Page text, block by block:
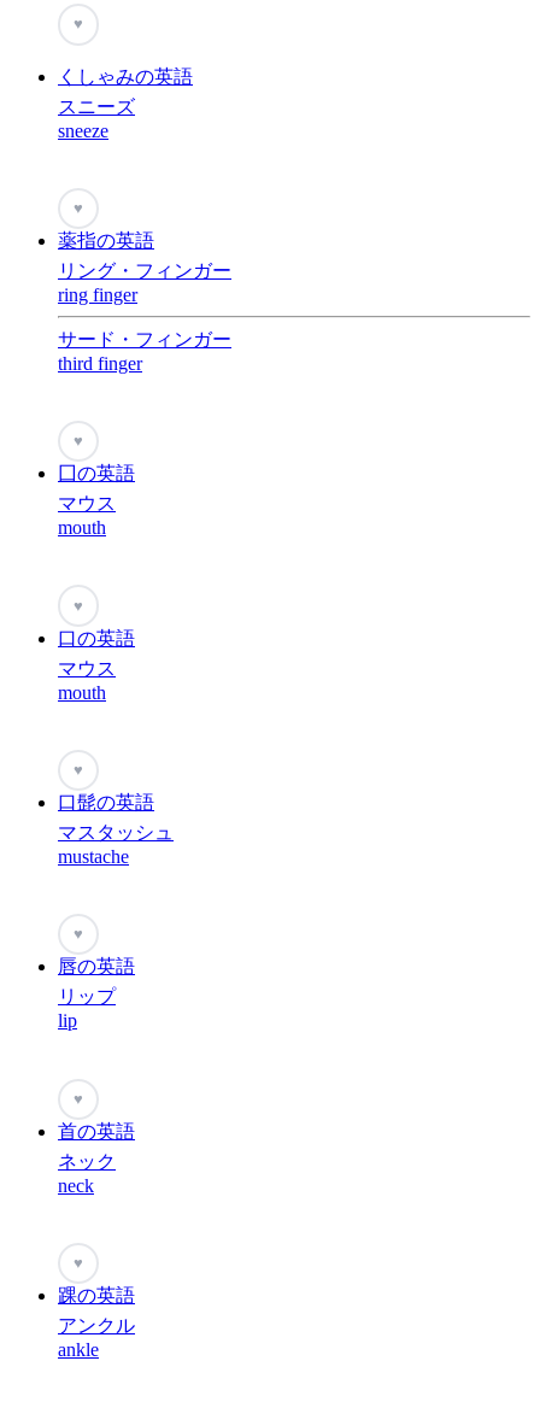
♥
くしゃみの英語
スニーズ
sneeze
♥
薬指の英語
リング・フィンガー
ring finger
サード・フィンガー
third finger
♥
囗の英語
マウス
mouth
♥
口の英語
マウス
mouth
♥
口髭の英語
マスタッシュ
mustache
♥
唇の英語
リップ
lip
♥
首の英語
ネック
neck
♥
踝の英語
アンクル
ankle